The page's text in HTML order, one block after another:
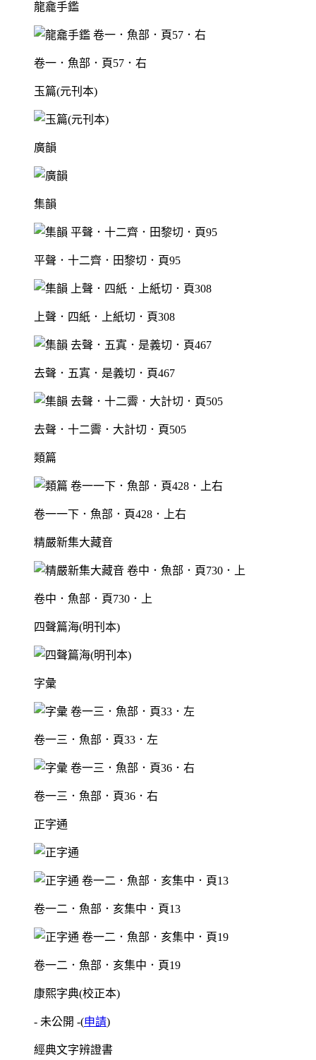
龍龕手鑑
卷一．魚部．頁57．右
玉篇(元刊本)
廣韻
集韻
平聲．十二齊．田黎切．頁95
上聲．四紙．上紙切．頁308
去聲．五寘．是義切．頁467
去聲．十二霽．大計切．頁505
類篇
卷一一下．魚部．頁428．上右
精嚴新集大藏音
卷中．魚部．頁730．上
四聲篇海(明刊本)
字彙
卷一三．魚部．頁33．左
卷一三．魚部．頁36．右
正字通
卷一二．魚部．亥集中．頁13
卷一二．魚部．亥集中．頁19
康熙字典(校正本)
- 未公開 -(申請)
經典文字辨證書